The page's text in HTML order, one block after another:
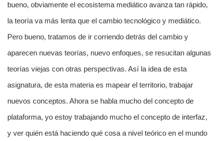
bueno, obviamente el ecosistema mediático avanza tan rápido,
la teoría va más lenta que el cambio tecnológico y mediático.
Pero bueno, tratamos de ir corriendo detrás del cambio y
aparecen nuevas teorías, nuevo enfoques, se resucitan algunas
teorías viejas con otras perspectivas. Así la idea de esta
asignatura, de esta materia es mapear el territorio, trabajar
nuevos conceptos. Ahora se habla mucho del concepto de
plataforma, yo estoy trabajando mucho el concepto de interfaz,
y ver quién está haciendo qué cosa a nivel teórico en el mundo